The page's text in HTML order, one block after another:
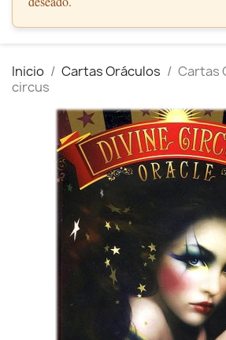
Inicio Cartas Oráculos
Cartas
circus